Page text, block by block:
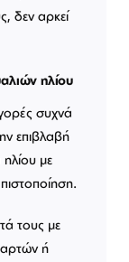
δεν αρκεί
ηλίου
συχνά
επιβλαβή
με
τους με
ή